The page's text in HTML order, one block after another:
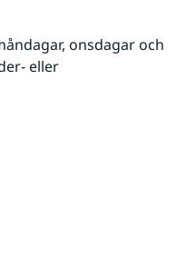
onsdagar och
eller